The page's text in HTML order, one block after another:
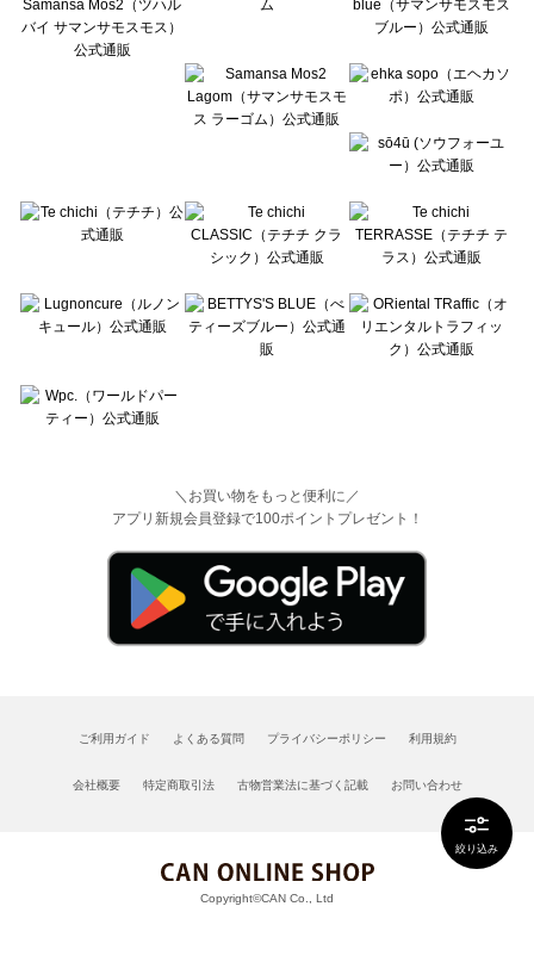
絞り込み
BETTY'S BLUE（べティーズブルー）の雑貨一覧
Wpc.（ワールドパーティー）の雑貨一覧
＼お買い物をもっと便利に／
アプリ新規会員登録で100ポイントプレゼント！
ご利用ガイド よくある質問 プライバシーポリシー 利用規約
会社概要 特定商取引法 古物営業法に基づく記載 お問い合わせ
Copyright©CAN Co., Ltd